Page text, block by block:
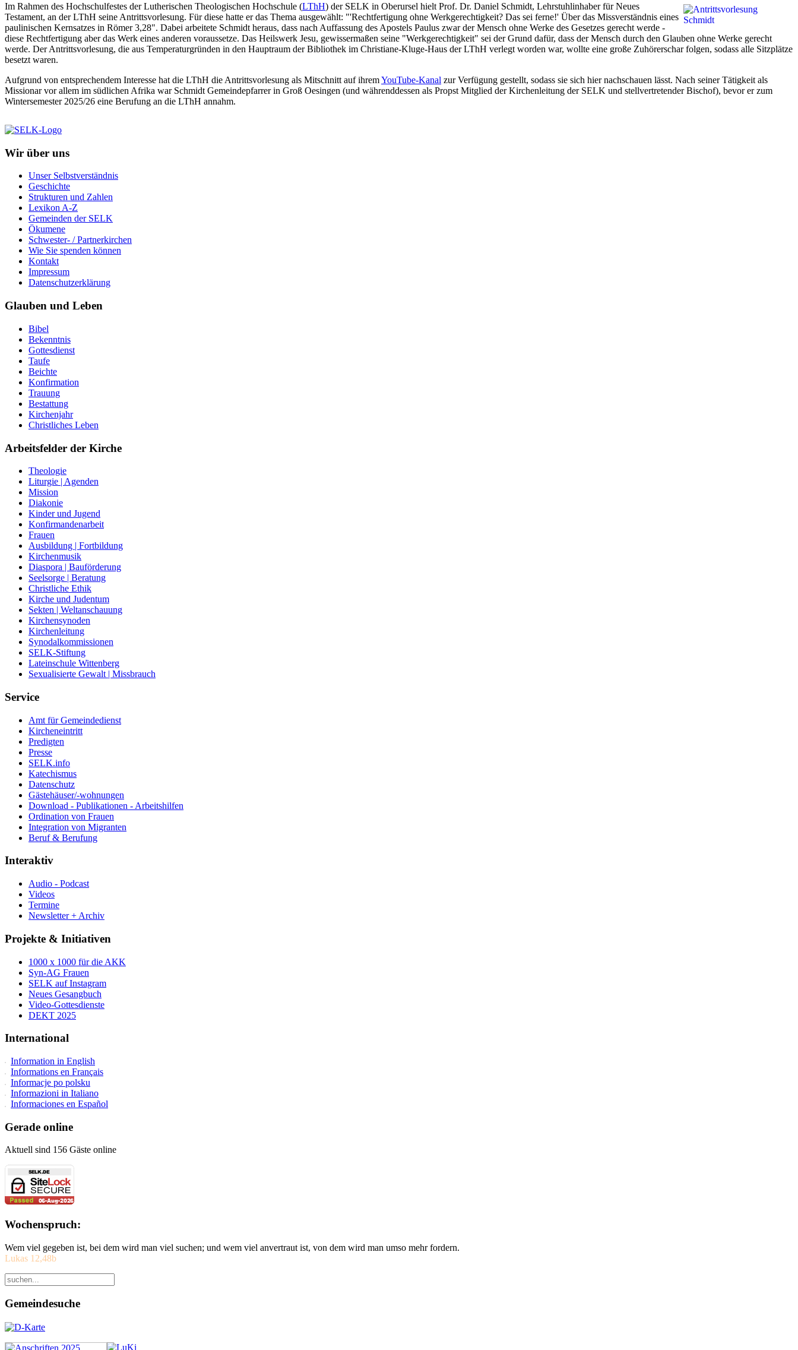
Im Rahmen des Hochschulfestes der Lutherischen Theologischen Hochschule (LThH) der SELK in Oberursel hielt Prof. Dr. Daniel Schmidt, Lehrstuhlinhaber für Neues
Testament, an der LThH seine Antrittsvorlesung. Für diese hatte er das Thema ausgewählt: "'Rechtfertigung ohne Werkgerechtigkeit? Das sei ferne!' Über das Missverständnis eines
paulinischen Kernsatzes in Römer 3,28". Dabei arbeitete Schmidt heraus, dass nach Auffassung des Apostels Paulus zwar der Mensch ohne Werke des Gesetzes gerecht werde -
diese Rechtfertigung aber das Werk eines anderen voraussetze. Das Heilswerk Jesu, gewissermaßen seine "Werkgerechtigkeit" sei der Grund dafür, dass der Mensch durch den Glauben ohne Werke gerecht
werde. Der Antrittsvorlesung, die aus Temperaturgründen in den Hauptraum der Bibliothek im Christiane-Kluge-Haus der LThH verlegt worden war, wollte eine große Zuhörerschar folgen, sodass alle Sitzplätze
besetzt waren.
Aufgrund von entsprechendem Interesse hat die LThH die Antrittsvorlesung als Mitschnitt auf ihremYouTube-Kanal zur Verfügung gestellt, sodass sie sich hier nachschauen lässt. Nach seiner Tätigkeit als
Missionar vor allem im südlichen Afrika war Schmidt Gemeindepfarrer in Groß Oesingen (und währenddessen als Propst Mitglied der Kirchenleitung der SELK und stellvertretender Bischof), bevor er zum
Wintersemester 2025/26 eine Berufung an die LThH annahm.
Wir über uns
Unser Selbstverständnis
Geschichte
Strukturen und Zahlen
Lexikon A-Z
Gemeinden der SELK
Ökumene
Schwester- / Partnerkirchen
Wie Sie spenden können
Kontakt
Impressum
Datenschutzerklärung
Glauben und Leben
Bibel
Bekenntnis
Gottesdienst
Taufe
Beichte
Konfirmation
Trauung
Bestattung
Kirchenjahr
Christliches Leben
Arbeitsfelder der Kirche
Theologie
Liturgie | Agenden
Mission
Diakonie
Kinder und Jugend
Konfirmandenarbeit
Frauen
Ausbildung | Fortbildung
Kirchenmusik
Diaspora | Bauförderung
Seelsorge | Beratung
Christliche Ethik
Kirche und Judentum
Sekten | Weltanschauung
Kirchensynoden
Kirchenleitung
Synodalkommissionen
SELK-Stiftung
Lateinschule Wittenberg
Sexualisierte Gewalt | Missbrauch
Service
Amt für Gemeindedienst
Kircheneintritt
Predigten
Presse
SELK.info
Katechismus
Datenschutz
Gästehäuser/-wohnungen
Download - Publikationen - Arbeitshilfen
Ordination von Frauen
Integration von Migranten
Beruf & Berufung
Interaktiv
Audio - Podcast
Videos
Termine
Newsletter + Archiv
Projekte & Initiativen
1000 x 1000 für die AKK
Syn-AG Frauen
SELK auf Instagram
Neues Gesangbuch
Video-Gottesdienste
DEKT 2025
International
Information in English
Informations en Français
Informacje po polsku
Informazioni in Italiano
Informaciones en Español
Gerade online
Aktuell sind 156 Gäste online
Wochenspruch:
Wem viel gegeben ist, bei dem wird man viel suchen; und wem viel anvertraut ist, von dem wird man umso mehr fordern.
Lukas 12,48b
Gemeindesuche